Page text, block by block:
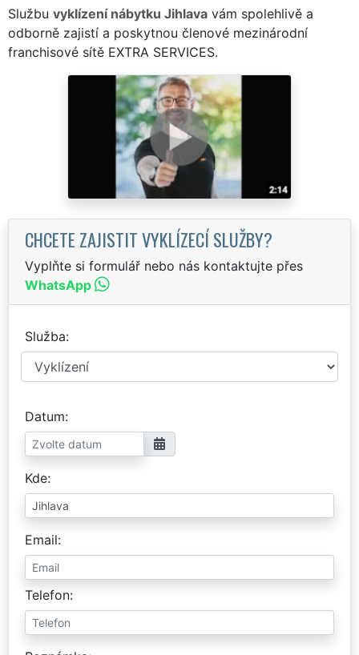
Službu vyklízení nábytku Jihlava vám spolehlivě a
odborně zajistí a poskytnou členové mezinárodní
franchisové sítě EXTRA SERVICES.
CHCETE ZAJISTIT VYKLÍZECÍ SLUŽBY?
Vyplňte si formulář nebo nás kontaktujte přes
WhatsApp
Služba
Datum
Kde
Email
Telefon